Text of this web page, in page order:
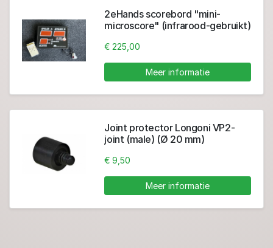
2eHands scorebord "mini-
microscore" (infrarood-gebruikt)
mm)
€ 225,00
Meer informatie
Joint protector Longoni VP2-
joint (male) (Ø 20 mm)
€ 9,50
Meer informatie